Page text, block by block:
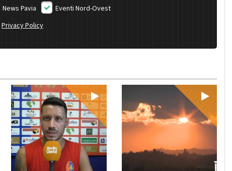
News Pavia
Eventi Nord-Ovest
Privacy Policy